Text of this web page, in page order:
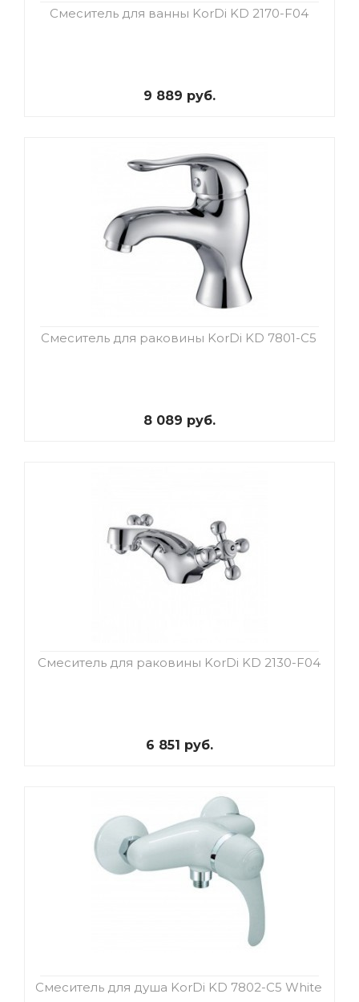
Смеситель для ванны KorDi KD 2170-F04
9 889 руб.
Смеситель для раковины KorDi KD 7801-C5
8 089 руб.
Смеситель для раковины KorDi KD 2130-F04
6 851 руб.
Смеситель для душа KorDi KD 7802-C5 White